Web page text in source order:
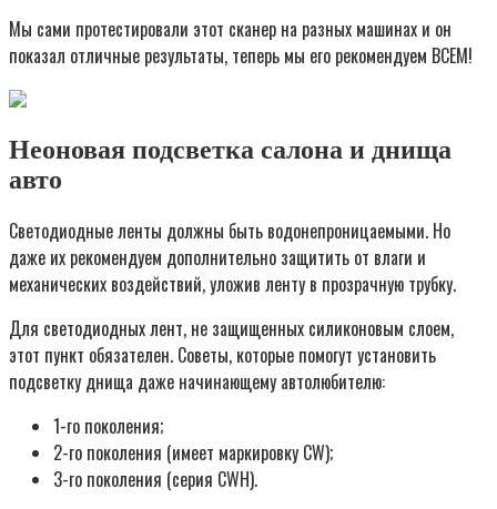
Мы сами протестировали этот сканер на разных машинах и он
показал отличные результаты, теперь мы его рекомендуем ВСЕМ!
Неоновая подсветка салона и днища
авто
Светодиодные ленты должны быть водонепроницаемыми. Но
даже их рекомендуем дополнительно защитить от влаги и
механических воздействий, уложив ленту в прозрачную трубку.
Для светодиодных лент, не защищенных силиконовым слоем,
этот пункт обязателен. Советы, которые помогут установить
подсветку днища даже начинающему автолюбителю:
1-го поколения;
2-го поколения (имеет маркировку CW);
3-го поколения (серия CWH).